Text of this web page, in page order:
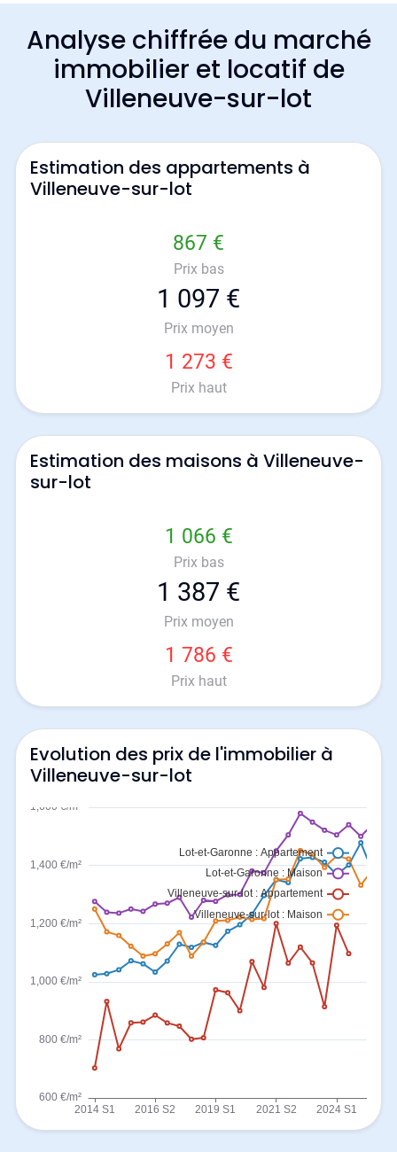
Analyse chiffrée du marché
immobilier et locatif de
Villeneuve-sur-lot
Estimation des appartements à
Villeneuve-sur-lot
867 €
Prix bas
1 097 €
Prix moyen
1 273 €
Prix haut
Estimation des maisons à Villeneuve-
sur-lot
1 066 €
Prix bas
1 387 €
Prix moyen
1 786 €
Prix haut
Evolution des prix de l'immobilier à
Villeneuve-sur-lot